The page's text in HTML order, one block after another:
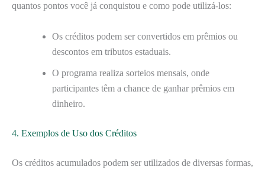
quantos pontos você já conquistou e como pode utilizá-los:
Os créditos podem ser convertidos em prêmios ou
descontos em tributos estaduais.
O programa realiza sorteios mensais, onde
participantes têm a chance de ganhar prêmios em
dinheiro.
4. Exemplos de Uso dos Créditos
Os créditos acumulados podem ser utilizados de diversas formas,